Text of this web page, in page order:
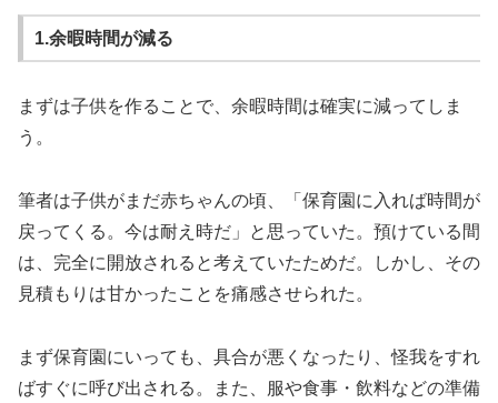
1.余暇時間が減る
まずは子供を作ることで、余暇時間は確実に減ってしま
う。
筆者は子供がまだ赤ちゃんの頃、「保育園に入れば時間が
戻ってくる。今は耐え時だ」と思っていた。預けている間
は、完全に開放されると考えていたためだ。しかし、その
見積もりは甘かったことを痛感させられた。
まず保育園にいっても、具合が悪くなったり、怪我をすれ
ばすぐに呼び出される。また、服や食事・飲料などの準備